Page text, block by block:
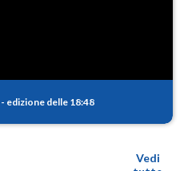
- edizione delle 18:48
Vedi